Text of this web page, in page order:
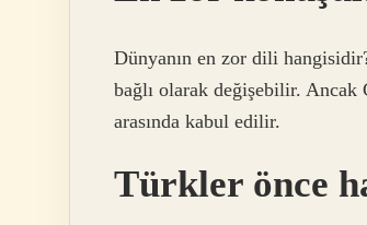
Dünyanın en zor dili
bağlı olarak değişebilir.
arasında kabul edilir.
Türkler önce